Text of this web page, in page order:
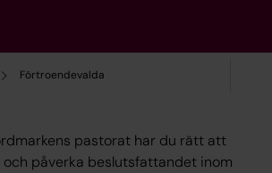
Förtroendevalda
pastorat har du rätt att
och påverka beslutsfattandet inom